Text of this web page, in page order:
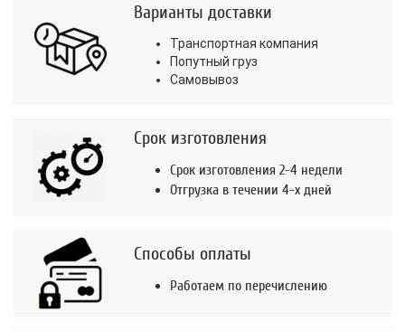
Варианты доставки
Транспортная компания
Попутный груз
Самовывоз
Срок изготовления
Срок изготовления 2-4 недели
Отгрузка в течении 4-х дней
Способы оплаты
Работаем по перечислению